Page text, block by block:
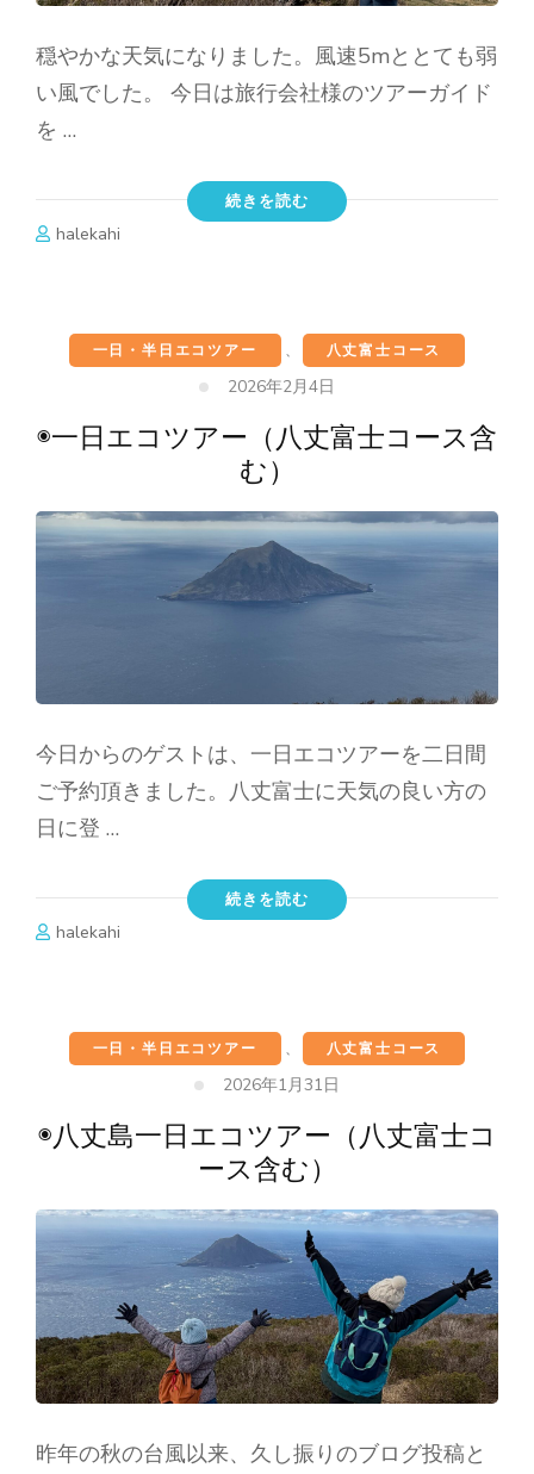
穏やかな天気になりました。風速5mととても弱
い風でした。 今日は旅行会社様のツアーガイド
を …
続きを読む
halekahi
一日・半日エコツアー 、 八丈富士コース
2026年2月4日
◉一日エコツアー（八丈富士コース含
む）
今日からのゲストは、一日エコツアーを二日間
ご予約頂きました。八丈富士に天気の良い方の
日に登 …
続きを読む
halekahi
一日・半日エコツアー 、 八丈富士コース
2026年1月31日
◉八丈島一日エコツアー（八丈富士コ
ース含む）
昨年の秋の台風以来、久し振りのブログ投稿と